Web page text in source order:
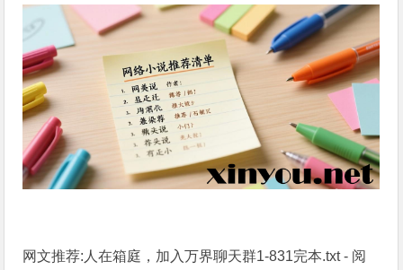
网文推荐:人在箱庭，加入万界聊天群1-831完本.txt - 阅